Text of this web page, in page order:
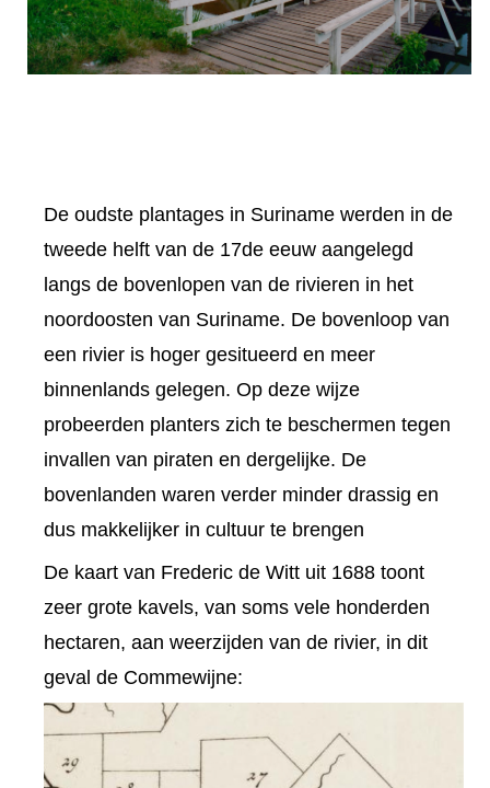
De oudste plantages in Suriname werden in de
tweede helft van de 17de eeuw aangelegd
langs de bovenlopen van de rivieren in het
noordoosten van Suriname. De bovenloop van
een rivier is hoger gesitueerd en meer
binnenlands gelegen. Op deze wijze
probeerden planters zich te beschermen tegen
invallen van piraten en dergelijke. De
bovenlanden waren verder minder drassig en
dus makkelijker in cultuur te brengen
De kaart van Frederic de Witt uit 1688 toont
zeer grote kavels, van soms vele honderden
hectaren, aan weerzijden van de rivier, in dit
geval de Commewijne: